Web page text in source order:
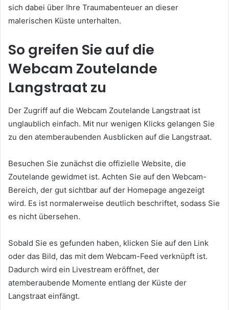
sich dabei über Ihre Traumabenteuer an dieser
malerischen Küste unterhalten.
So greifen Sie auf die
Webcam Zoutelande
Langstraat zu
Der Zugriff auf die Webcam Zoutelande Langstraat ist
unglaublich einfach. Mit nur wenigen Klicks gelangen Sie
zu den atemberaubenden Ausblicken auf die Langstraat.
Besuchen Sie zunächst die offizielle Website, die
Zoutelande gewidmet ist. Achten Sie auf den Webcam-
Bereich, der gut sichtbar auf der Homepage angezeigt
wird. Es ist normalerweise deutlich beschriftet, sodass Sie
es nicht übersehen.
Sobald Sie es gefunden haben, klicken Sie auf den Link
oder das Bild, das mit dem Webcam-Feed verknüpft ist.
Dadurch wird ein Livestream eröffnet, der
atemberaubende Momente entlang der Küste der
Langstraat einfängt.